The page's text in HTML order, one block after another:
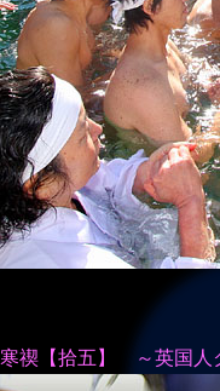
寒禊【拾五】 ～英国人